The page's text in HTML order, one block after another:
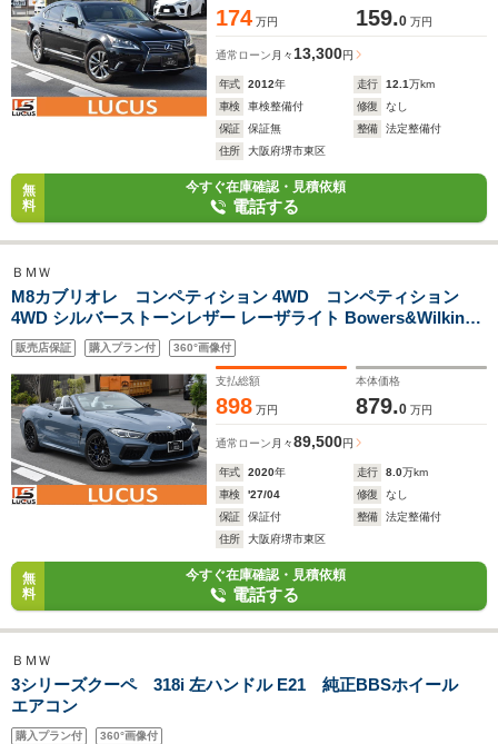
174 万円 159.0 万円
通常ローン 月々 13,300円
年式 2012年 走行 12.1万km
車検
車検整備付 修復
なし
保証
保証無 整備
法定整備付
住所
大阪府堺市東区
無
料
今すぐ在庫確認・見積依頼
電話する
ＢＭＷ
M8カブリオレ コンペティション 4WD コンペティション
4WD シルバーストーンレザー レーザライト Bowers&Wilkins
クライメントシート オートマチックトランクリッド ソフトクロ
ーズ 純正ドラレコ ディスプレイキー AppleCarplay カーボンパ
ネル 記録簿
販売店保証 購入プラン付 360°画像付
支払総額
898 万円
本体価格
879.0 万円
通常ローン 月々89,500円
年式 2020年 走行 8.0万km
車検
'27/04 修復
なし
保証
保証付 整備
法定整備付
住所
大阪府堺市東区
無
料
今すぐ在庫確認・見積依頼
電話する
ＢＭＷ
3シリーズクーペ 318i 左ハンドル E21 純正BBSホイール
エアコン
購入プラン付 360°画像付